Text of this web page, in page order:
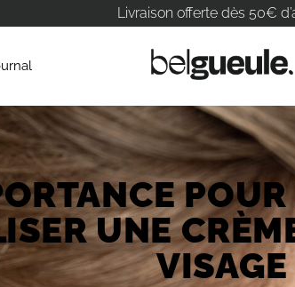
Livraison offerte dès 50€
UNE
VISAGE